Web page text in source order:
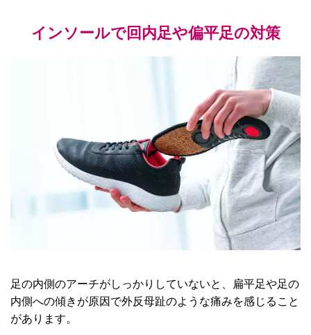
インソールで回内足や偏平足の対策
足の内側のアーチがしっかりしていないと、扁平足や足の
内側への傾きが原因で外反母趾のような痛みを感じること
があります。